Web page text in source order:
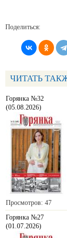
Поделиться:
ЧИТАТЬ
Горянка №32
(05.08.2026)
Просмотров: 47
Горянка №27
(01.07.2026)